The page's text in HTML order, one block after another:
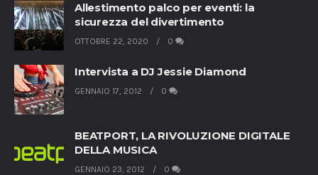
Allestimento palco per eventi: la
sicurezza del divertimento
OTTOBRE 22, 2020 0
Intervista a DJ Jessie Diamond
GENNAIO 17, 2012 0
BEATPORT, LA RIVOLUZIONE DIGITALE
DELLA MUSICA
GENNAIO 23, 2012 0